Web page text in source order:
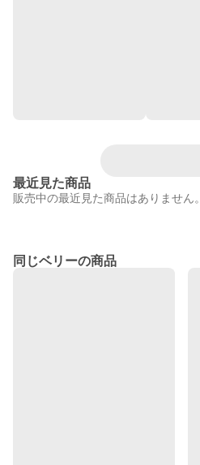
最近見た商品
販売中の最近見た商品はありません。
同じベリーの商品